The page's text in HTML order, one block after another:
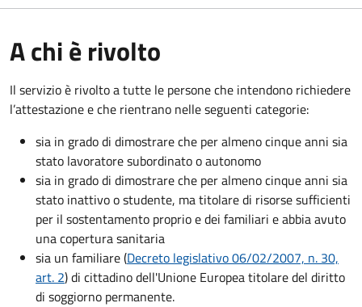
A chi è rivolto
Il servizio è rivolto a tutte le persone che intendono richiedere
l’attestazione e che rientrano nelle seguenti categorie:
sia in grado di dimostrare che per almeno cinque anni sia
stato lavoratore subordinato o autonomo
sia in grado di dimostrare che per almeno cinque anni sia
stato inattivo o studente, ma titolare di risorse sufficienti
per il sostentamento proprio e dei familiari e abbia avuto
una copertura sanitaria
sia un familiare (Decreto legislativo 06/02/2007, n. 30,
art. 2) di cittadino dell'Unione Europea titolare del diritto
di soggiorno permanente.